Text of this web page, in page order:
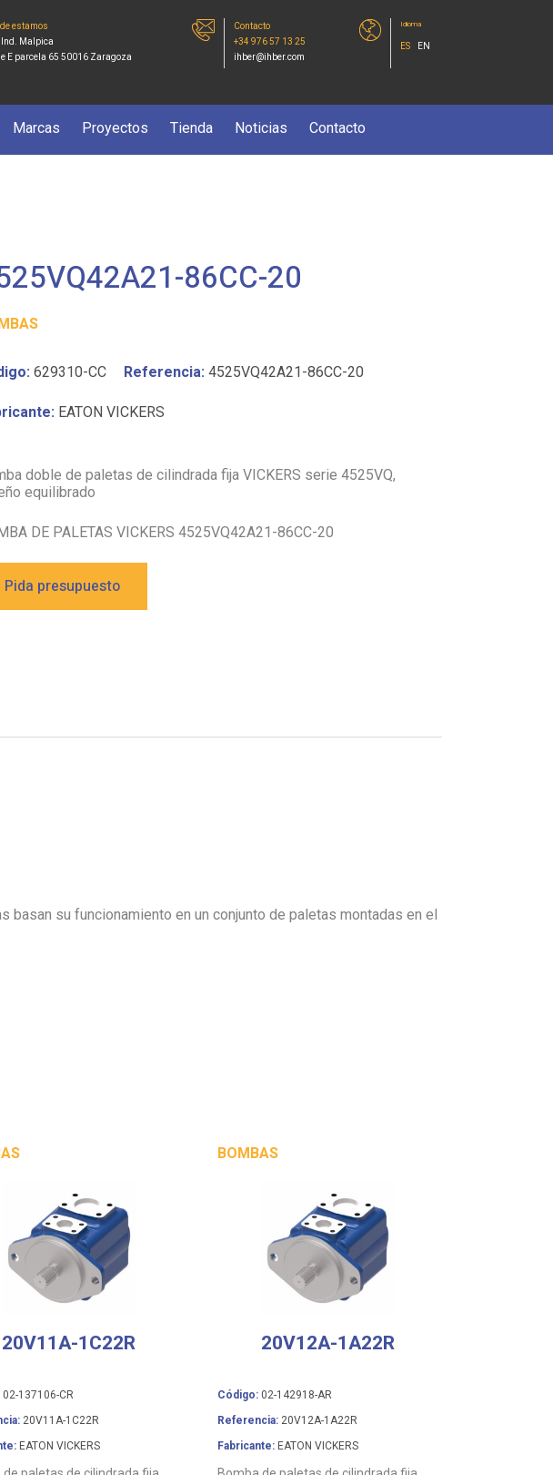
estamos
Ind. Malpica
E parcela 65 50016 Zaragoza
Contacto
+34 976 57 13 25
ihber@ihber.com
Idioma
ES EN
Marcas Proyectos Tienda Noticias Contacto
86CC-20
629310-CC Referencia: 4525VQ42A21-86CC-20
EATON VICKERS
doble de paletas de cilindrada fija VICKERS serie 4525VQ,
equilibrado
DE PALETAS VICKERS 4525VQ42A21-86CC-20
Pida presupuesto
su funcionamiento en un conjunto de paletas montadas en el
20V11A-1C22R
02-137106-CR
20V11A-1C22R
EATON VICKERS
BOMBAS
20V12A-1A22R
Código: 02-142918-AR
Referencia: 20V12A-1A22R
Fabricante: EATON VICKERS